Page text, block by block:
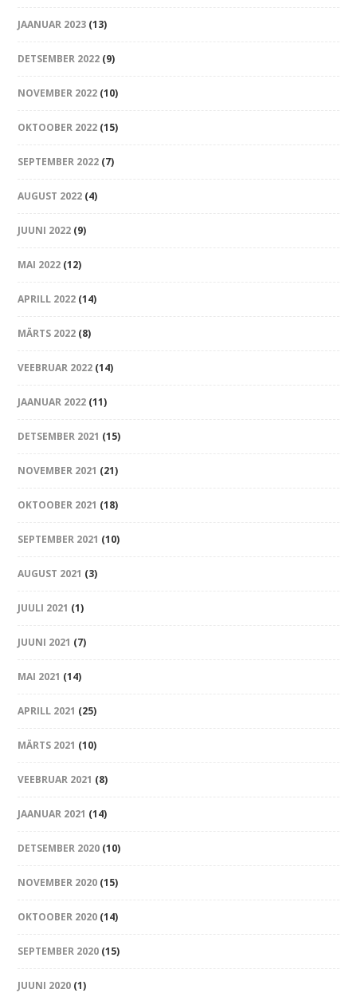
JAANUAR 2023 (13)
DETSEMBER 2022 (9)
NOVEMBER 2022 (10)
OKTOOBER 2022 (15)
SEPTEMBER 2022 (7)
AUGUST 2022 (4)
JUUNI 2022 (9)
MAI 2022 (12)
APRILL 2022 (14)
MÄRTS 2022 (8)
VEEBRUAR 2022 (14)
JAANUAR 2022 (11)
DETSEMBER 2021 (15)
NOVEMBER 2021 (21)
OKTOOBER 2021 (18)
SEPTEMBER 2021 (10)
AUGUST 2021 (3)
JUULI 2021 (1)
JUUNI 2021 (7)
MAI 2021 (14)
APRILL 2021 (25)
MÄRTS 2021 (10)
VEEBRUAR 2021 (8)
JAANUAR 2021 (14)
DETSEMBER 2020 (10)
NOVEMBER 2020 (15)
OKTOOBER 2020 (14)
SEPTEMBER 2020 (15)
JUUNI 2020 (1)